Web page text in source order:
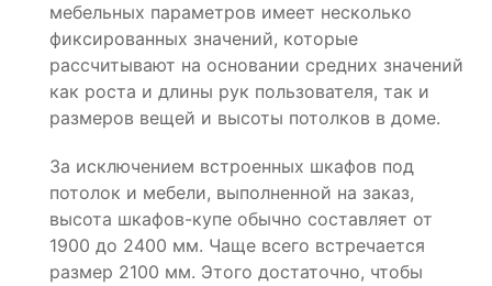
мебельных параметров имеет несколько
фиксированных значений, которые
рассчитывают на основании средних значений
как роста и длины рук пользователя, так и
размеров вещей и высоты потолков в доме.
За исключением встроенных шкафов под
потолок и мебели, выполненной на заказ,
высота шкафов-купе обычно составляет от
1900 до 2400 мм. Чаще всего встречается
размер 2100 мм. Этого достаточно, чтобы